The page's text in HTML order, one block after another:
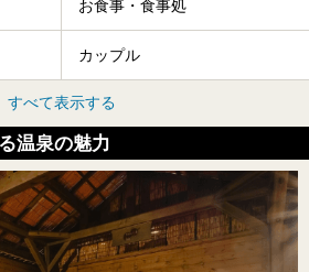
お食事・食事処
カップル
すべて表示する
温泉の魅力